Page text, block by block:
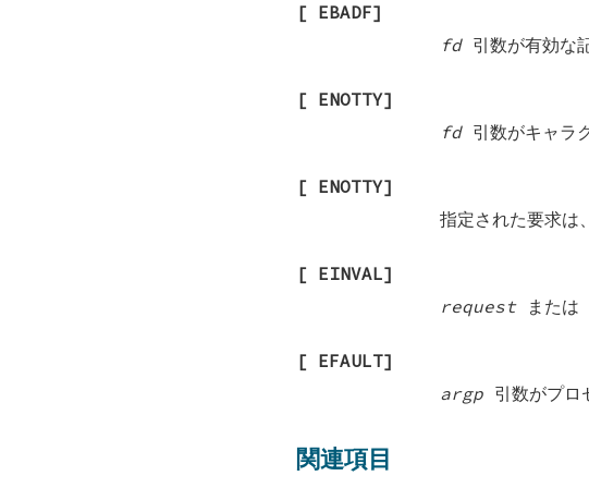
[ EBADF]
fd引数が有効な
[ ENOTTY]
fd引数がキャラ
[ ENOTTY]
指定された要求は
[ EINVAL]
requestまたは
[ EFAULT]
argp 引数がプロ
関連項目